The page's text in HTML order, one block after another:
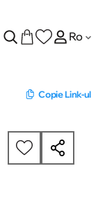
Ro
Copie Link-ul